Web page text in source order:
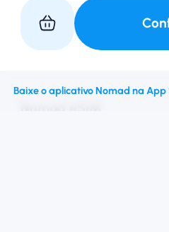
Faça parceria conosco
Baixe o aplicativo Nomad na App